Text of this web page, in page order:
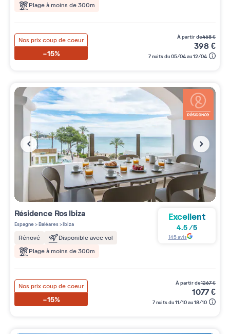
Plage à moins de 300m
Nos prix coup de coeur
-15%
à partir de468€
398€
7 nuits du 05/04 au 12/04
Résidence Ros Ibiza
Espagne>Baléares>Ibiza
Rénové
Disponible avec vol
Plage à moins de 300m
Excellent
4.5/5
145avis
Nos prix coup de coeur
-15%
à partir de1267€
1077€
7 nuits du 11/10 au 18/10